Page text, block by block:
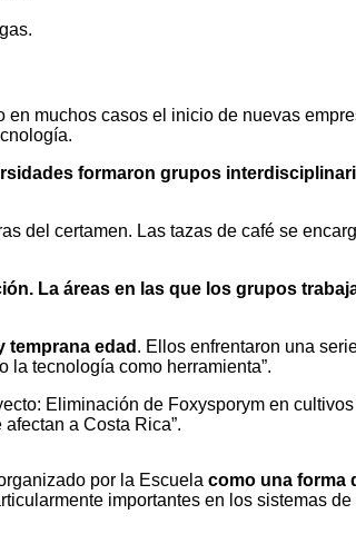
muchos casos el inicio de nuevas
formaron grupos
del certamen. Las tazas de café se
La áreas en las que los grupos
temprana edad . Ellos enfrentaron una
tecnología como herramienta”.
Eliminación de Foxysporym en
a Costa Rica”.
por la Escuela como una forma
importantes en los sistemas